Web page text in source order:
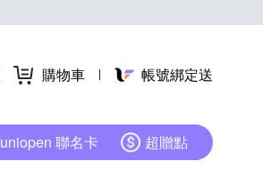
購物車 帳號綁定送
uniopen 聯名卡 超贈點